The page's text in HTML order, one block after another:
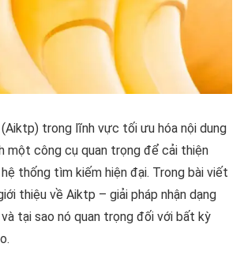
(Aiktp) trong lĩnh vực tối ưu hóa nội dung
một công cụ quan trọng để cải thiện
thống tìm kiếm hiện đại. Trong bài viết
thiệu về Aiktp – giải pháp nhận dạng
tại sao nó quan trọng đối với bất kỳ